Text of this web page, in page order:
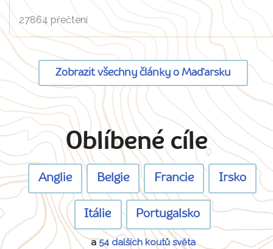
27864 přečtení
Zobrazit všechny články o Maďarsku
Oblíbené cíle
Anglie Belgie Francie Irsko
Itálie Portugalsko
a54 dalších koutů světa